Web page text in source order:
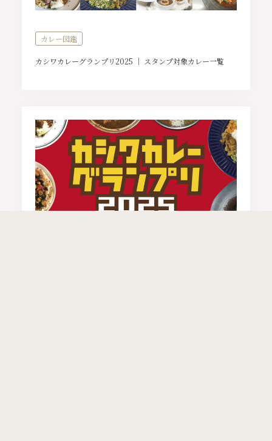
カレー図鑑
カシワカレーグランプリ2025 ｜ スタンプ対象カレー一覧